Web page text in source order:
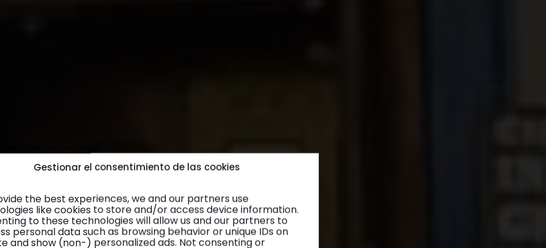
Gestionar el consentimiento de las cookies
the best experiences, we and our partners use
like cookies to store and/or access device information.
to these technologies will allow us and our partners to
personal data such as browsing behavior or unique IDs on
and show (non-) personalized ads. Not consenting or